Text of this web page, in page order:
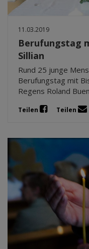
11.03.2019
Berufungstag
Sillian
Rund 25 junge
Berufungstag mit
Regens Roland
Teilen Teilen